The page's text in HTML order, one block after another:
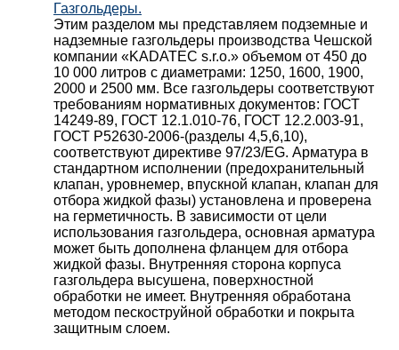
Газгольдеры.
Этим разделом мы представляем подземные и
надземные газгольдеры производства Чешской
компании «KADATEC s.r.o.» объемом от 450 до
10 000 литров с диаметрами: 1250, 1600, 1900,
2000 и 2500 мм. Все газгольдеры соответствуют
требованиям нормативных документов: ГОСТ
14249-89, ГОСТ 12.1.010-76, ГОСТ 12.2.003-91,
ГОСТ Р52630-2006-(разделы 4,5,6,10),
соответствуют директиве 97/23/EG. Арматура в
стандартном исполнении (предохранительный
клапан, уровнемер, впускной клапан, клапан для
отбора жидкой фазы) установлена и проверена
на герметичность. В зависимости от цели
использования газгольдера, основная арматура
может быть дополнена фланцем для отбора
жидкой фазы. Внутренняя сторона корпуса
газгольдера высушена, поверхностной
обработки не имеет. Внутренняя обработана
методом пескоструйной обработки и покрыта
защитным слоем.